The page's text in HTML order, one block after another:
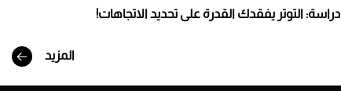
دراسة: التوتر يفقدك القدرة على تحديد الاتجاهات!
المزيد